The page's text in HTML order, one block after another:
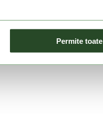
Permite toate